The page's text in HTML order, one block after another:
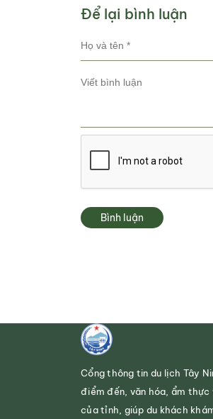
Để lại bình luận
Bình luận
Cổng thông tin du lịch Tây
điểm đến, văn hóa, ẩm thực
của tỉnh, giúp du khách